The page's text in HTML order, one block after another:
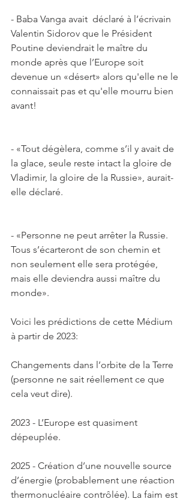
- Baba Vanga avait  déclaré à l’écrivain
Valentin Sidorov que le Président
Poutine deviendrait le maître du
monde après que l’Europe soit
devenue un «désert» alors qu'elle ne le
connaissait pas et qu'elle mourru bien
avant!
- «Tout dégèlera, comme s’il y avait de
la glace, seule reste intact la gloire de
Vladimir, la gloire de la Russie», aurait-
elle déclaré.
- «Personne ne peut arrêter la Russie.
Tous s’écarteront de son chemin et
non seulement elle sera protégée,
mais elle deviendra aussi maître du
monde».
Voici les prédictions de cette Médium
à partir de 2023:
Changements dans l’orbite de la Terre
(personne ne sait réellement ce que
cela veut dire).
2023 - L’Europe est quasiment
dépeuplée.
2025 - Création d’une nouvelle source
d’énergie (probablement une réaction
thermonucléaire contrôlée). La faim est